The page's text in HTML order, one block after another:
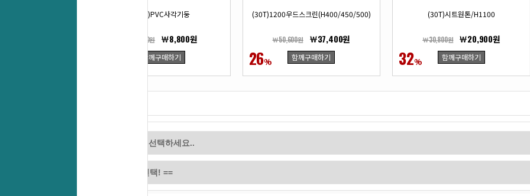
(30T)PVC사각기둥
￦12,100원 ￦8,800원
함께구매하기 26%
(30T)1200우드스크린(H400/450/500)
￦50,600원 ￦37,400원
함께구매하기 32%
(30T)시트원톤/H1100
￦30,800원 ￦20,900원
함께구매하기